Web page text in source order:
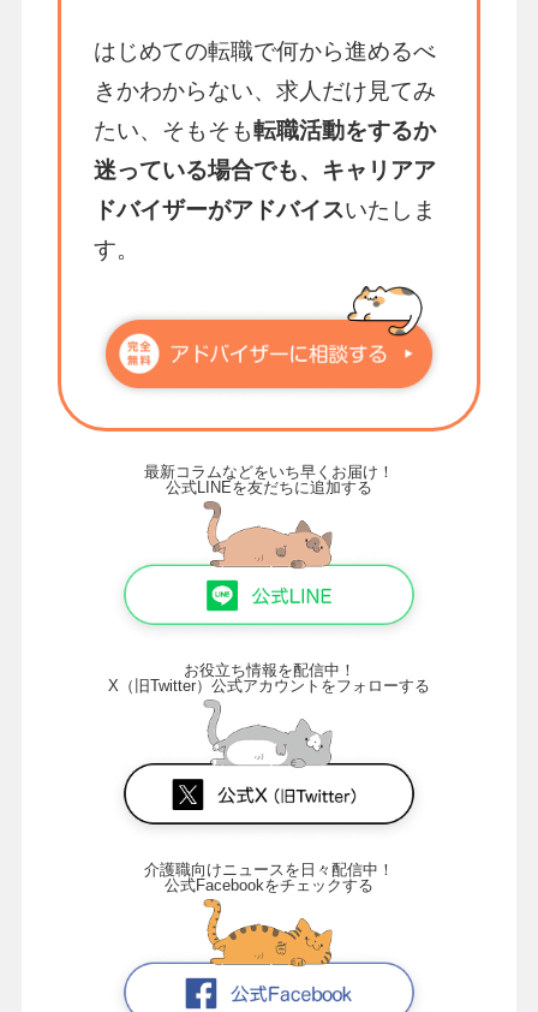
はじめての転職で何から進めるべ
きかわからない、求人だけ見てみ
たい、そもそも転職活動をするか
迷っている場合でも、キャリアア
ドバイザーがアドバイスいたしま
す。
最新コラムなどをいち早くお届け！
公式LINEを友だちに追加する
お役立ち情報を配信中！
X（旧Twitter）公式アカウントをフォローする
介護職向けニュースを日々配信中！
公式Facebookをチェックする